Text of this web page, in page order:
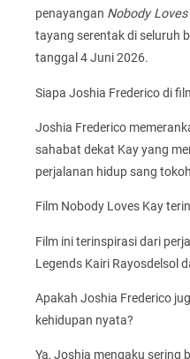
penayangan Nobody Loves
tayang serentak di seluruh
tanggal 4 Juni 2026.
Siapa Joshia Frederico di
Joshia Frederico
sahabat dekat Kay yang
perjalanan hidup sang
Film Nobody Loves Kay
Film ini terinspirasi dari
Legends Kairi Rayosdelsol
Apakah Joshia Frederico
kehidupan nyata?
Ya, Joshia mengaku sering